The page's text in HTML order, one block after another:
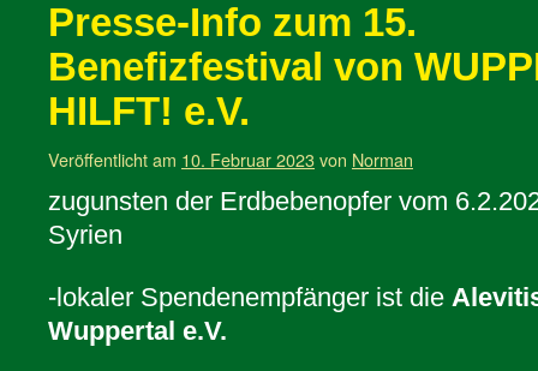
Presse-Info zum 15.
Benefizfestival von
HILFT! e.V.
Veröffentlicht am 10. Februar 2023von Norman
zugunsten der Erdbebenopfer vom
Syrien
-lokaler Spendenempfänger ist die
Wuppertal e.V.